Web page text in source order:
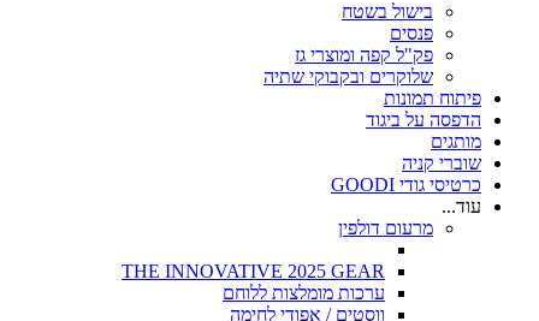
בישול בשטח
פנסים
פק"ל קפה ומוצרי גז
שלוקרים ובקבוקי שתיה
פיתוח תמונות
הדפסה על ביגוד
מותגים
שוברי קניה
כרטיסי גודי GOODI
עוד...
מרעום דולפין
THE INNOVATIVE 2025 GEAR
ערכות מומלצות ללוחם
ווסטים / אפודי לחימה